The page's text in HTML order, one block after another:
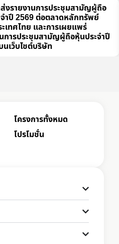
งรายงานการประชุมสามัญผู้ถือ
ำปี 2569 ต่อตลาดหลักทรัพย์
เทศไทย และการเผยแพร่
การประชุมสามัญผู้ถือหุ้นประจำปี
นเว็บไซต์บริษัท
โครงการทั้งหมด
โปรโมชั่น